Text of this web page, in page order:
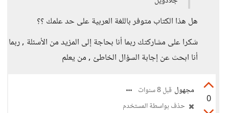
هل هذا الكتاب متوفر باللغة العربية على حد علمك ؟؟
شكرا على مشاركتك ربما أنا بحاجة إلى المزيد من الأسئلة , ربما
أنا ابحث عن إجابة السؤال الخاطئ , من يعلم
0
مجهول قبل 8 سنوات
حذف بواسطة المستخدم